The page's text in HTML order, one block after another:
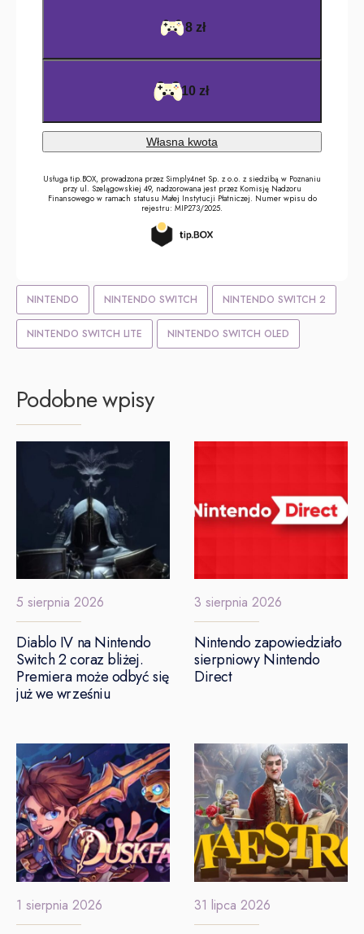
NINTENDO NINTENDO SWITCH NINTENDO SWITCH 2
NINTENDO SWITCH LITE NINTENDO SWITCH OLED
Podobne wpisy
5 sierpnia 2026
Diablo IV na Nintendo
Switch 2 coraz bliżej.
Premiera może odbyć się
już we wrześniu
3 sierpnia 2026
Nintendo zapowiedziało
sierpniowy Nintendo
Direct
1 sierpnia 2026 31 lipca 2026